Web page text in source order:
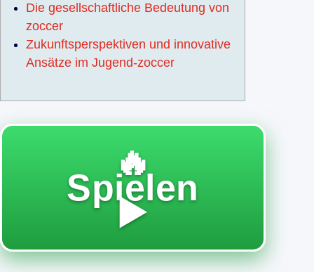
Die gesellschaftliche Bedeutung von
zoccer
Zukunftsperspektiven und innovative
Ansätze im Jugend-zoccer
🔥
Spielen
▶️